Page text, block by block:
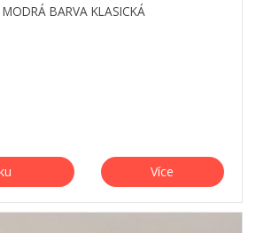
BARVA KLASICKÁ
Více